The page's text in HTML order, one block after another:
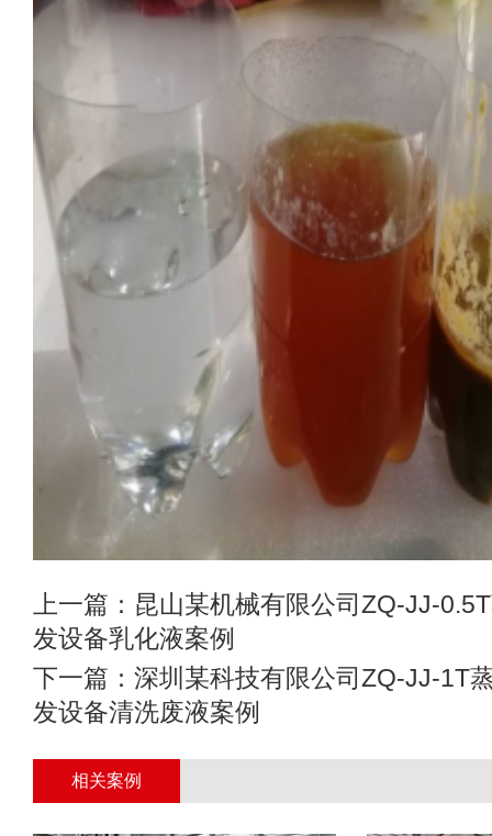
上一篇： 昆山某机械有限公司ZQ-JJ-
发设备乳化液案例
下一篇： 深圳某科技有限公司ZQ-JJ-1T
发设备清洗废液案例
相关案例